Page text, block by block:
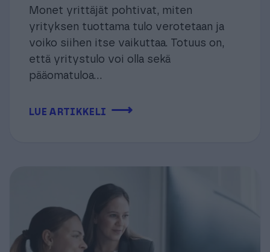
Monet yrittäjät pohtivat, miten
yrityksen tuottama tulo verotetaan ja
voiko siihen itse vaikuttaa. Totuus on,
että yritystulo voi olla sekä
pääomatuloa...
LUE ARTIKKELI ⟶